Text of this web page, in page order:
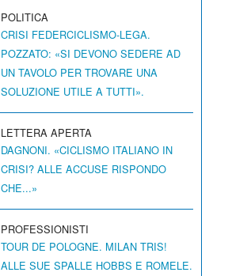
POLITICA
CRISI FEDERCICLISMO-LEGA.
POZZATO: «SI DEVONO SEDERE AD
UN TAVOLO PER TROVARE UNA
SOLUZIONE UTILE A TUTTI».
LETTERA APERTA
DAGNONI. «CICLISMO ITALIANO IN
CRISI? ALLE ACCUSE RISPONDO
CHE...»
PROFESSIONISTI
TOUR DE POLOGNE. MILAN TRIS!
ALLE SUE SPALLE HOBBS E ROMELE.